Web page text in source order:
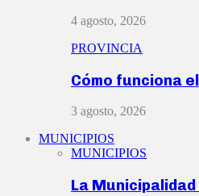
4 agosto, 2026
PROVINCIA
Cómo funciona
3 agosto, 2026
MUNICIPIOS
MUNICIPIOS
La